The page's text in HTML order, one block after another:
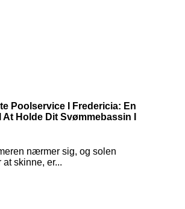
Poolservice I Fredericia: En
At Holde Dit Svømmebassin I
nærmer sig, og solen
at skinne, er...